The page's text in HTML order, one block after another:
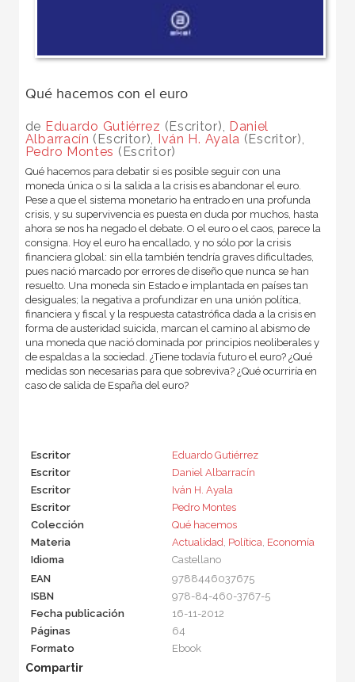
Qué hacemos con el euro
de Eduardo Gutiérrez (Escritor), Daniel
Albarracín (Escritor), Iván H. Ayala (Escritor),
Pedro Montes (Escritor)
Qué hacemos para debatir si es posible seguir con una
moneda única o si la salida a la crisis es abandonar el euro.
Pese a que el sistema monetario ha entrado en una profunda
crisis, y su supervivencia es puesta en duda por muchos, hasta
ahora se nos ha negado el debate. O el euro o el caos, parece la
consigna. Hoy el euro ha encallado, y no sólo por la crisis
financiera global: sin ella también tendría graves dificultades,
pues nació marcado por errores de diseño que nunca se han
resuelto. Una moneda sin Estado e implantada en países tan
desiguales; la negativa a profundizar en una unión política,
financiera y fiscal y la respuesta catastrófica dada a la crisis en
forma de austeridad suicida, marcan el camino al abismo de
una moneda que nació dominada por principios neoliberales y
de espaldas a la sociedad. ¿Tiene todavía futuro el euro? ¿Qué
medidas son necesarias para que sobreviva? ¿Qué ocurriría en
caso de salida de España del euro?
Escritor
Eduardo Gutiérrez
Escritor
Daniel Albarracín
Escritor
Iván H. Ayala
Escritor
Pedro Montes
Colección
Qué hacemos
Materia
Actualidad Política Economía
Idioma
Castellano
EAN
9788446037675
ISBN
978-84-460-3767-5
Fecha publicación
16-11-2012
Páginas
64
Formato
Ebook